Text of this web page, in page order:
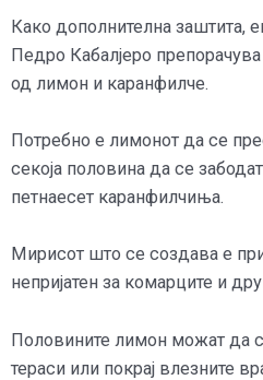
Како дополнителна заштита,
Педро Кабалјеро
од лимон и каранфилче.
Потребно е лимонот да се
секоја половина да се
петнаесет каранфилчиња.
Мирисот што се создава е
непријатен за комарците и
Половините лимон можат да
тераси или покрај влезните